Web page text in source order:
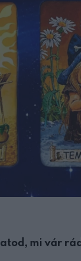
mi vár rád